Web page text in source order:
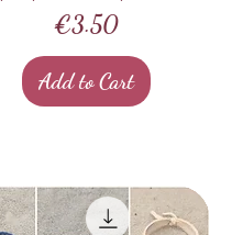
Price
€3.50
Add to Cart